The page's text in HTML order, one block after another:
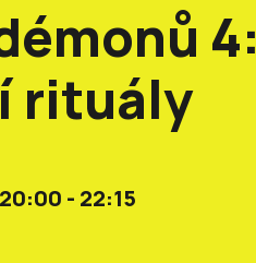
4:
rituály
20:00 - 22:15